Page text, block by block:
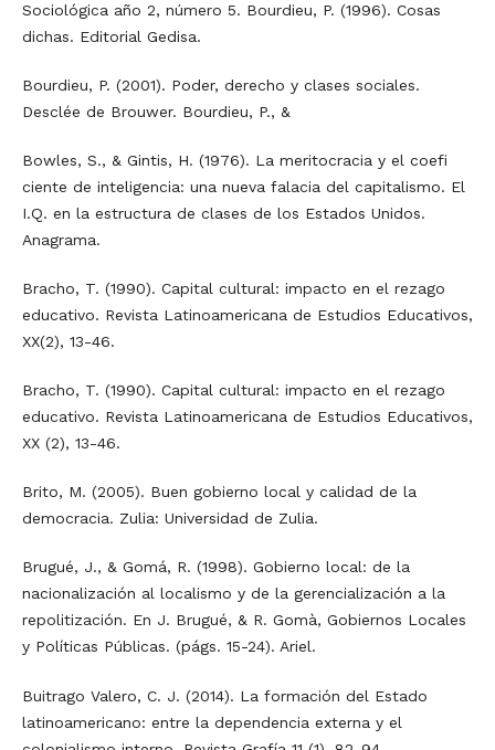
Sociológica año 2, número 5. Bourdieu, P. (1996). Cosas
dichas. Editorial Gedisa.
Bourdieu, P. (2001). Poder, derecho y clases sociales.
Desclée de Brouwer. Bourdieu, P., &
Bowles, S., & Gintis, H. (1976). La meritocracia y el coefi
ciente de inteligencia: una nueva falacia del capitalismo. El
I.Q. en la estructura de clases de los Estados Unidos.
Anagrama.
Bracho, T. (1990). Capital cultural: impacto en el rezago
educativo. Revista Latinoamericana de Estudios Educativos,
XX(2), 13-46.
Bracho, T. (1990). Capital cultural: impacto en el rezago
educativo. Revista Latinoamericana de Estudios Educativos,
XX (2), 13-46.
Brito, M. (2005). Buen gobierno local y calidad de la
democracia. Zulia: Universidad de Zulia.
Brugué, J., & Gomá, R. (1998). Gobierno local: de la
nacionalización al localismo y de la gerencialización a la
repolitización. En J. Brugué, & R. Gomà, Gobiernos Locales
y Políticas Públicas. (págs. 15-24). Ariel.
Buitrago Valero, C. J. (2014). La formación del Estado
latinoamericano: entre la dependencia externa y el